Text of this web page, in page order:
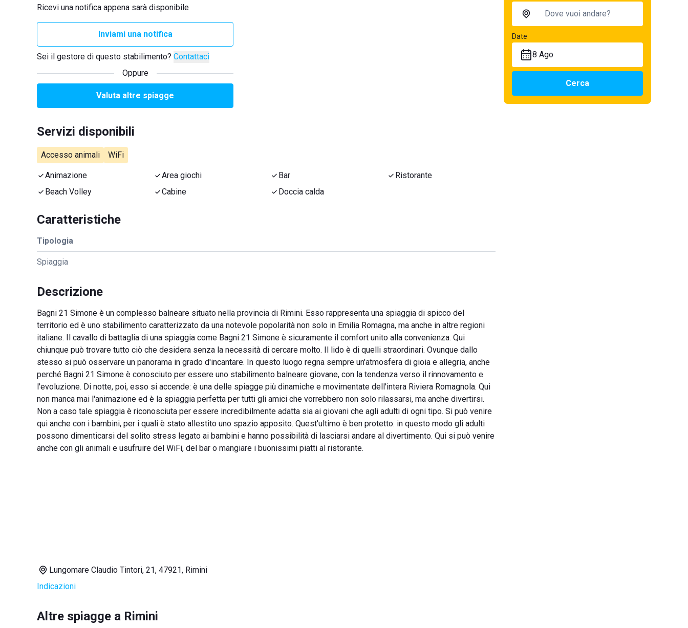
Ricevi una notifica appena sarà disponibile
Inviami una notifica
Sei il gestore di questo stabilimento? Contattaci
Oppure
Valuta altre spiagge
Servizi disponibili
Accesso animali WiFi
Animazione Area giochi Bar
Ristorante
Beach Volley
Cabine Doccia calda
Caratteristiche
Tipologia
Spiaggia
Descrizione
Bagni 21 Simone è un complesso balneare situato nella provincia di Rimini. Esso rappresenta una spiaggia di spicco del
territorio ed è uno stabilimento caratterizzato da una notevole popolarità non solo in Emilia Romagna, ma anche in altre regioni
italiane. Il cavallo di battaglia di una spiaggia come Bagni 21 Simone è sicuramente il comfort unito alla convenienza. Qui
chiunque può trovare tutto ciò che desidera senza la necessità di cercare molto. Il lido è di quelli straordinari. Ovunque dallo
stesso si può osservare un panorama in grado d'incantare. In questo luogo regna sempre un'atmosfera di gioia e allegria, anche
perché Bagni 21 Simone è conosciuto per essere uno stabilimento balneare giovane, con la tendenza verso il rinnovamento e
l'evoluzione. Di notte, poi, esso si accende: è una delle spiagge più dinamiche e movimentate dell'intera Riviera Romagnola. Qui
non manca mai l'animazione ed è la spiaggia perfetta per tutti gli amici che vorrebbero non solo rilassarsi, ma anche divertirsi.
Non a caso tale spiaggia è riconosciuta per essere incredibilmente adatta sia ai giovani che agli adulti di ogni tipo. Si può venire
qui anche con i bambini, per i quali è stato allestito uno spazio apposito. Quest'ultimo è ben protetto: in questo modo gli adulti
possono dimenticarsi del solito stress legato ai bambini e hanno possibilità di lasciarsi andare al divertimento. Qui si può venire
anche con gli animali e usufruire del WiFi, del bar o mangiare i buonissimi piatti al ristorante.
Lungomare Claudio Tintori, 21, 47921, Rimini
Indicazioni
Altre spiagge a Rimini
Date
8 Ago
Cerca